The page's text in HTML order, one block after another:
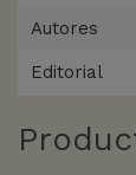
Autores
Editorial